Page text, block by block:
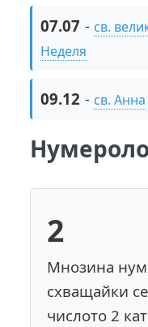
07.07 - св.
Неделя
09.12 - св. Анна
2
Мнозина
схващайки
числото 2